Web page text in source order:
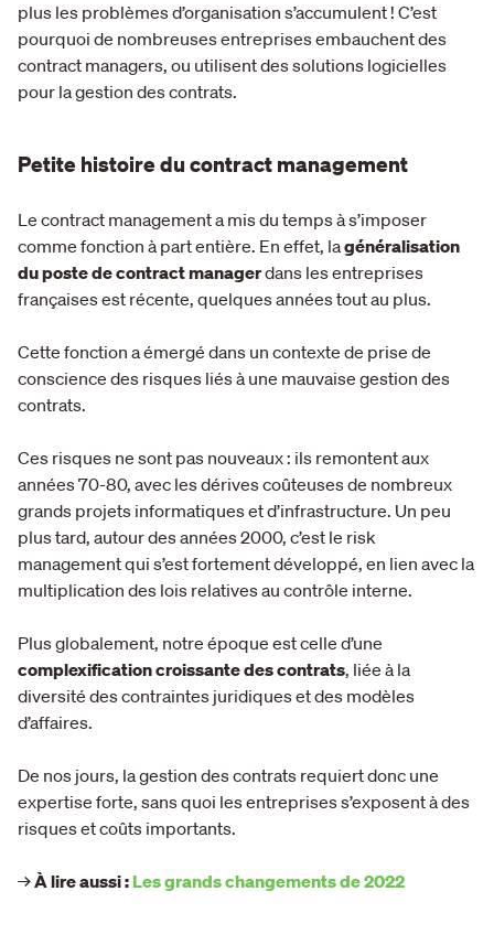
plus les problèmes d’organisation s’accumulent ! C’est
pourquoi de nombreuses entreprises embauchent des
contract managers, ou utilisent des solutions logicielles
pour la gestion des contrats.
Petite histoire du contract management
Le contract management a mis du temps à s’imposer
comme fonction à part entière. En effet, lagénéralisation
du poste de contract managerdans les entreprises
françaises est récente, quelques années tout au plus.
Cette fonction a émergé dans un contexte de prise de
conscience des risques liés à une mauvaise gestion des
contrats.
Ces risques ne sont pas nouveaux : ils remontent aux
années 70-80, avec les dérives coûteuses de nombreux
grands projets informatiques et d’infrastructure. Un peu
plus tard, autour des années 2000, c’est le risk
management qui s’est fortement développé, en lien avec la
multiplication des lois relatives au contrôle interne.
Plus globalement, notre époque est celle d’une
complexification croissante des contrats, liée à la
diversité des contraintes juridiques et des modèles
d’affaires.
De nos jours, la gestion des contrats requiert donc une
expertise forte, sans quoi les entreprises s’exposent à des
risques et coûts importants.
→À lire aussi : Les grands changements de 2022